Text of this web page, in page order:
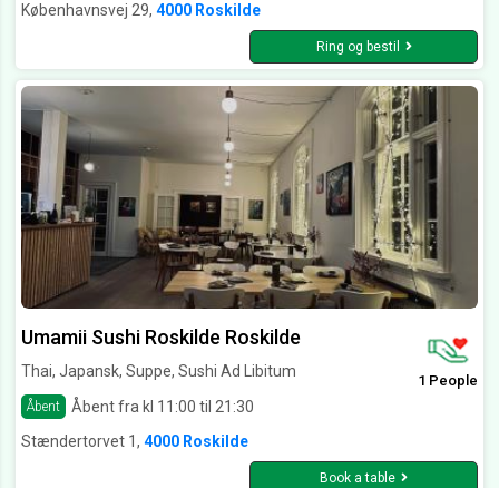
Københavnsvej 29, 4000 Roskilde
Ring og bestil
Umamii Sushi Roskilde Roskilde
Thai, Japansk, Suppe, Sushi Ad Libitum
Åbent Åbent fra kl 11:00 til 21:30
1 People
Stændertorvet 1, 4000 Roskilde
Book a table